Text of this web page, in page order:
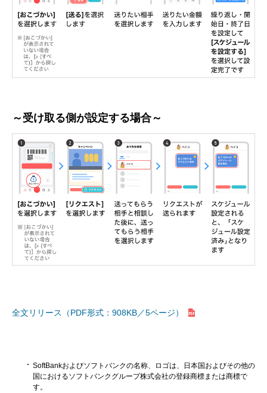
～受け取る側が設定する場合～
全文リリース（PDF形式：908KB／5ページ）
SoftBankおよびソフトバンクの名称、ロゴは、日本国およびその他の
国におけるソフトバンクグループ株式会社の登録商標または商標で
す。